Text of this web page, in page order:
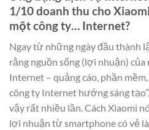
1/10 doanh thu cho
một công ty… Internet?
Ngay từ những ngày đầu thành
rằng nguồn sống (lợi nhuận) của
Internet – quảng cáo, phần
công ty Internet hướng sáng
vậy rất nhiều lần. Cách Xiaomi
lợi nhuận từ smartphone có vẻ